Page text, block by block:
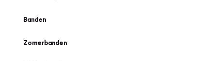
Banden
Zomerbanden